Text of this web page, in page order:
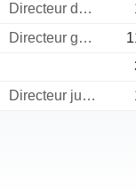
Directeur des operations
Directeur general
Directeur juridique